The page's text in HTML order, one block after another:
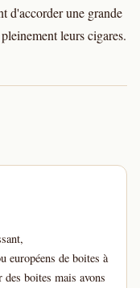
d'accorder une grande
leurs cigares.
européens de boites à
boites mais avons